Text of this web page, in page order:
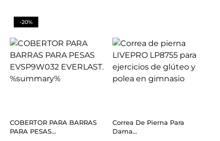
COBERTOR PARA BARRAS
PARA PESAS...
-20%
Correa De Pierna Para
Dama...